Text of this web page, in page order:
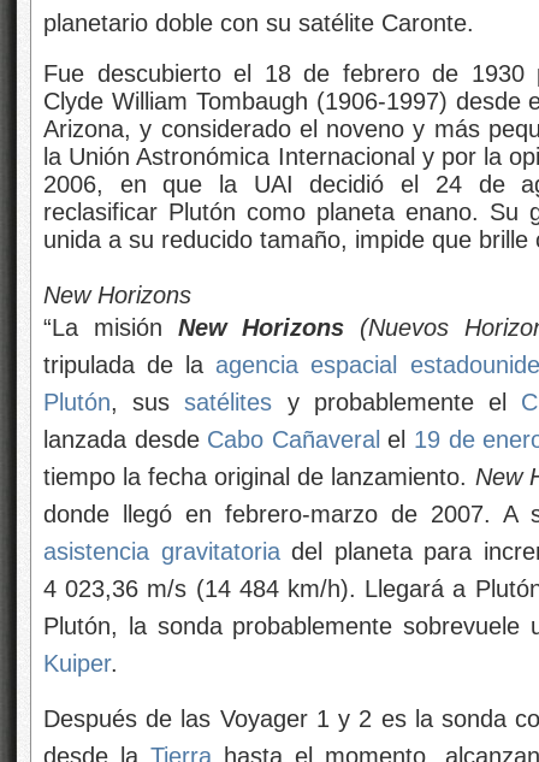
planetario doble con su satélite Caronte.
Fue descubierto el 18 de febrero de 1930
Clyde William Tombaugh (1906-1997) desde
Arizona, y considerado el noveno y más
la Unión Astronómica Internacional y por la
2006, en que la UAI decidió el 24 de
reclasificar Plutón como planeta enano.
unida a su reducido tamaño, impide que
New Horizons
“La misión New Horizons
(Nuevos
tripulada de la agencia espacial
Plutón, sussatélites y probablemente el
lanzada desde Cabo Cañaveral el 19 de
tiempo la fecha original de lanzamiento. New
donde llegó en febrero-marzo de 2007. A
asistencia gravitatoriadel planeta para
4 023,36 m/s (14 484 km/h). Llegará a
Plutón, la sonda probablemente
Kuiper.
Después de las Voyager 1 y 2 es la sonda
desde la Tierra hasta el momento,